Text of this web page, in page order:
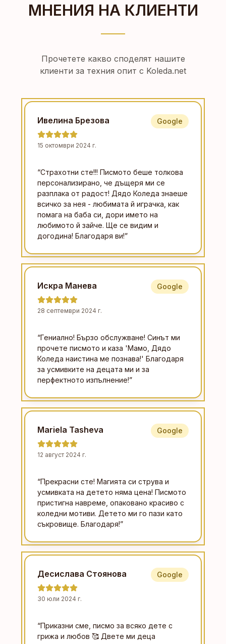
МНЕНИЯ НА КЛИЕНТИ
Прочетете какво споделят нашите
клиенти за техния опит с Koleda.net
Ивелина Брезова
15 октомври 2024 г.
Google
“Страхотни сте!!! Писмото беше толкова
персонализирано, че дъщеря ми се
разплака от радост! Дядо Коледа знаеше
всичко за нея - любимата й играчка, как
помага на баба си, дори името на
любимото й зайче. Ще се видим и
догодина! Благодаря ви!”
Искра Манева
28 септември 2024 г.
Google
“Гениално! Бързо обслужване! Синът ми
прочете писмото и каза 'Мамо, Дядо
Коледа наистина ме познава!' Благодаря
за усмивките на децата ми и за
перфектното изпълнение!”
Mariela Tasheva
12 август 2024 г.
Google
“Прекрасни сте! Магията си струва и
усмивката на детето няма цена! Писмото
пристигна навреме, опаковано красиво с
коледни мотиви. Детето ми го пази като
съкровище. Благодаря!”
Десислава Стоянова
30 юли 2024 г.
Google
“Приказни сме, писмо за всяко дете с
грижа и любов 🥰 Двете ми деца